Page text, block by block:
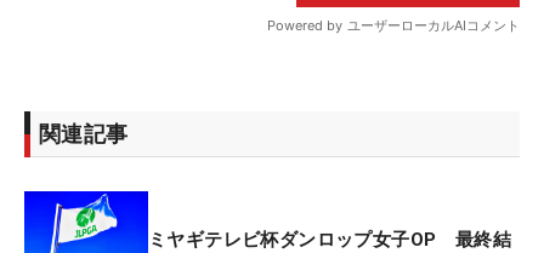
関連記事
ミヤギテレビ杯ダンロップ女子OP 最終結